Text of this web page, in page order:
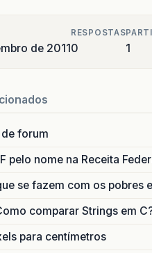
de 2011
RESPOSTAS
0 1
forum
pelo nome na Receita
se fazem com os pobres
comparar Strings em
para centímetros